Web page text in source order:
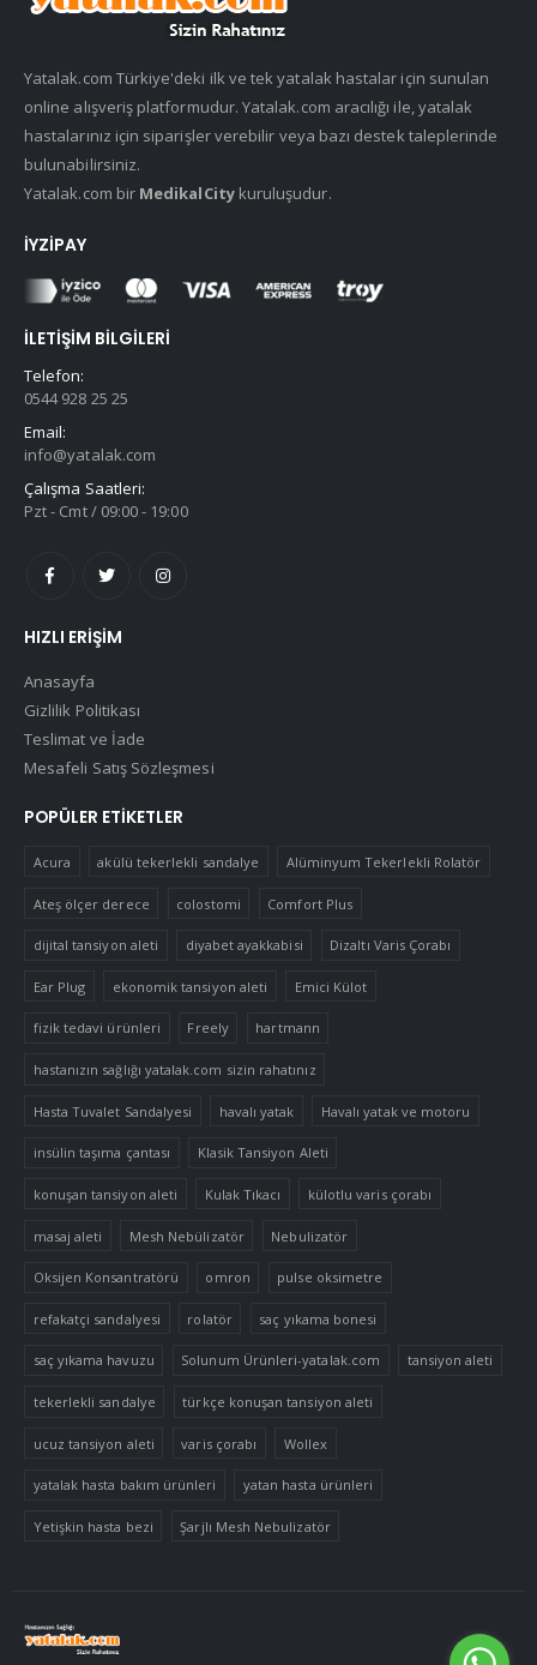
Yatalak.com Türkiye'deki ilk ve tek yatalak hastalar için sunulan
online alışveriş platformudur. Yatalak.com aracılığı ile, yatalak
hastalarınız için siparişler verebilir veya bazı destek taleplerinde
bulunabilirsiniz.
Yatalak.com bir MedikalCitykuruluşudur.
İYZIPAY
İLETIŞIM BILGILERI
Telefon:
0544 928 25 25
Email:
info@yatalak.com
Çalışma Saatleri:
Pzt - Cmt / 09:00 - 19:00
HIZLI ERIŞIM
Anasayfa
Gizlilik Politikası
Teslimat ve İade
Mesafeli Satış Sözleşmesi
POPÜLER ETIKETLER
Acura akülü tekerlekli sandalye Alüminyum Tekerlekli Rolatör
Ateş ölçer derece colostomi Comfort Plus
dijital tansiyon aleti diyabet ayakkabisi Dizaltı Varis Çorabı
Ear Plug ekonomik tansiyon aleti Emici Külot
fizik tedavi ürünleri Freely hartmann
hastanızın sağlığı yatalak.com sizin rahatınız
Hasta Tuvalet Sandalyesi havalı yatak Havalı yatak ve motoru
insülin taşıma çantası Klasik Tansiyon Aleti
konuşan tansiyon aleti Kulak Tıkacı külotlu varis çorabı
masaj aleti Mesh Nebülizatör Nebulizatör
Oksijen Konsantratörü omron pulse oksimetre
refakatçi sandalyesi rolatör saç yıkama bonesi
saç yıkama havuzu Solunum Ürünleri-yatalak.com tansiyon aleti
tekerlekli sandalye türkçe konuşan tansiyon aleti
ucuz tansiyon aleti varis çorabı Wollex
yatalak hasta bakım ürünleri yatan hasta ürünleri
Yetişkin hasta bezi Şarjlı Mesh Nebulizatör